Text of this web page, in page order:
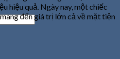
hiệu quả. Ngày nay, một chiếc
đến giá trị lớn cả về mặt tiện